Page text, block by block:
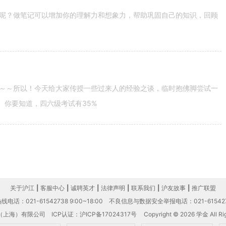
做笔记可以增加你的理解力和想象力，帮助巩固自己的知识，回顾
所以！今天给大家传授一些过来人的经验之谈，临时抱佛脚尝试一
你要知道，四六级考试有35%
关于沪江 客服中心 诚聘英才 法律声明 联系我们 沪友故事
推广联盟
线电话：021-61542738 9:00~18:00
不良信息与数据安全举报电话：021-
上海）有限公司 ICP认证：沪ICP备17024317号 Copyright © 2026 学金 All